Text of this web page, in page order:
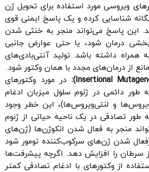
ویروسی مورد استفاده برای تحویل ژن
شناسایی کرده و یک پاسخ ایمنی قوی
این پاسخ می‌تواند منجر به خنثی شدن
درمان شود، یا حتی عوارض جانبی
همراه داشته باشد. تولید آنتی‌بادی‌های
از درمان‌های مجدد با همان وکتور شود.
در مورد وکتورهای
طور دائمی در ژنوم سلول میزبان ادغام
و لنتی‌ویروس‌ها)، این خطر وجود
طور تصادفی در یک ناحیه حیاتی از ژنوم
منجر به فعال شدن انکوژن‌ها (ژن‌های
شدن ژن‌های سرکوب‌کننده تومور شود
سرطان را افزایش دهد. اگرچه پیشرفت‌ها
از وکتورهای با ادغام تصادفی کمتر